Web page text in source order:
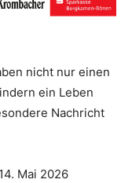
nicht nur einen
ein Leben
Nachricht
Mai 2026